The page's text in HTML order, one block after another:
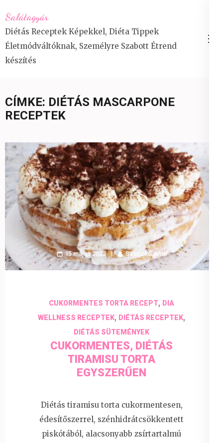
to
content
(Press
Enter)
Salátagyár
Diétás Receptek Képekkel, Diéta Tippek
Életmódváltóknak, Személyre Szabott Étrend
készítés
CÍMKE: DIÉTÁS MASCARPONE
RECEPTEK
15 május 2023 Szaszkó Andi
CUKORMENTES TORTA RECEPT, DIA
WELLNESS RECEPTEK, DIÉTÁS RECEPTEK,
DIÉTÁS SÜTEMÉNYEK
CUKORMENTES, DIÉTÁS
TIRAMISU TORTA
EGYSZERŰEN
Diétás tiramisu torta cukormentesen,
édesítőszerrel, szénhidrátcsökkentett
piskótából, alacsonyabb zsírtartalmú